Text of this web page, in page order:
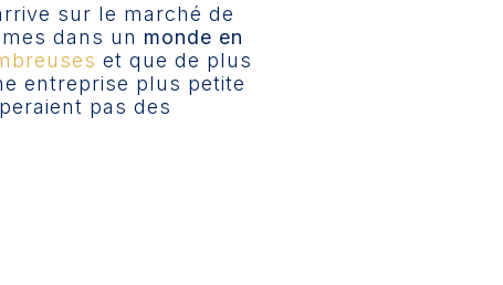
sur le marché de
dans un monde en
et que de plus
entreprise plus petite
pas des